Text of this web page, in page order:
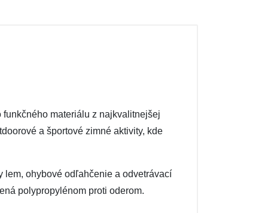
materiálu z najkvalitnejšej
a športové zimné aktivity, kde
lem, ohybové odľahčenie a odvetrávací
polypropylénom proti oderom.